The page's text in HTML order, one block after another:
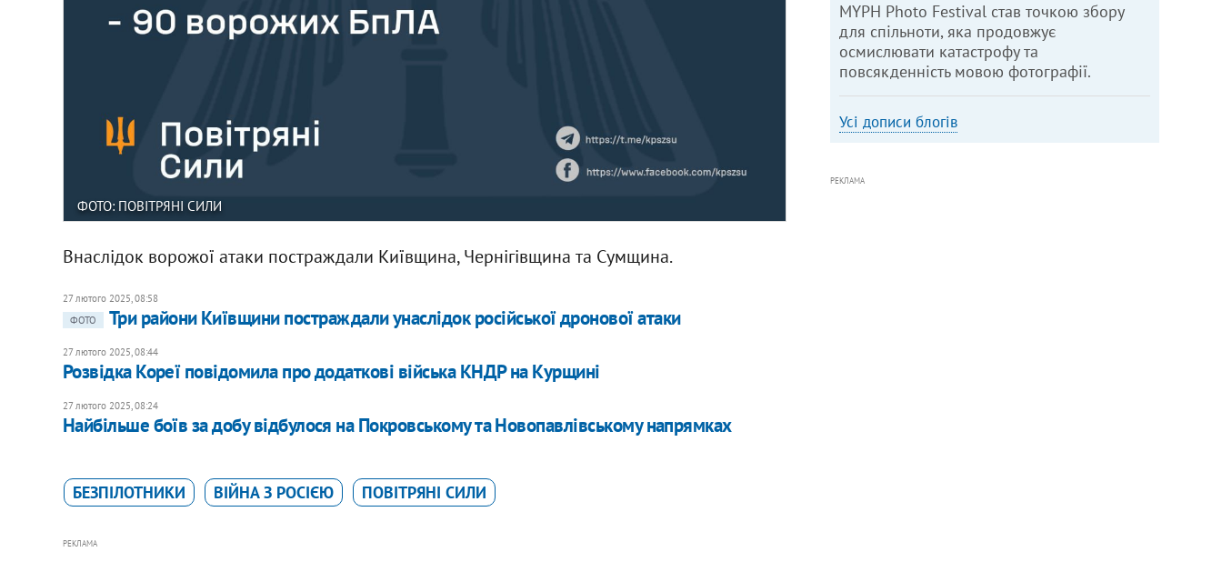
ФОТО: ПОВІТРЯНІ СИЛИ
Внаслідок ворожої атаки постраждали Київщина, Чернігівщина та Сумщина.
27 лютого 2025, 08:58
ФОТО
Три райони Київщини постраждали унаслідок російської дронової атаки
27 лютого 2025, 08:44
Розвідка Кореї повідомила про додаткові війська КНДР на Курщині
27 лютого 2025, 08:24
Найбільше боїв за добу відбулося на Покровському та Новопавлівському напрямках
БЕЗПІЛОТНИКИ ВІЙНА З РОСІЄЮ ПОВІТРЯНІ СИЛИ
РЕКЛАМА
MYPH Photo Festival став точкою збору
для спільноти, яка продовжує
осмислювати катастрофу та
повсякденність мовою фотографії.
Усі дописи блогів
РЕКЛАМА